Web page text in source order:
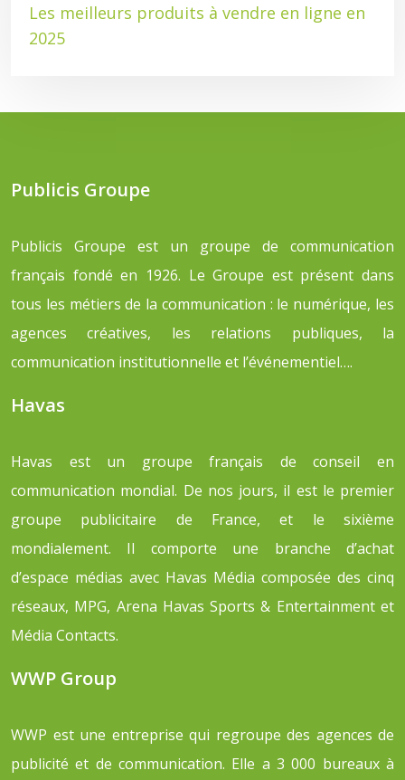
Les meilleurs produits à vendre en ligne en
2025
Publicis Groupe
Publicis Groupe est un groupe de communication
français fondé en 1926. Le Groupe est présent dans
tous les métiers de la communication : le numérique, les
agences créatives, les relations publiques, la
communication institutionnelle et l’événementiel….
Havas
Havas est un groupe français de conseil en
communication mondial. De nos jours, il est le premier
groupe publicitaire de France, et le sixième
mondialement. Il comporte une branche d’achat
d’espace médias avec Havas Média composée des cinq
réseaux, MPG, Arena Havas Sports & Entertainment et
Média Contacts.
WWP Group
WWP est une entreprise qui regroupe des agences de
publicité et de communication. Elle a 3 000 bureaux à